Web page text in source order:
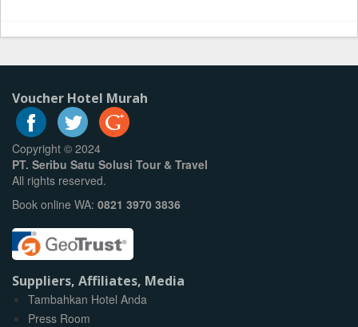
Voucher Hotel Murah
Copyright © 2024
PT. Seribu Satu Solusi Tour & Travel
All rights reserved.
Book online WA: 0821 3970 3836
Suppliers, Affiliates, Media
Tambahkan Hotel Anda
Press Room